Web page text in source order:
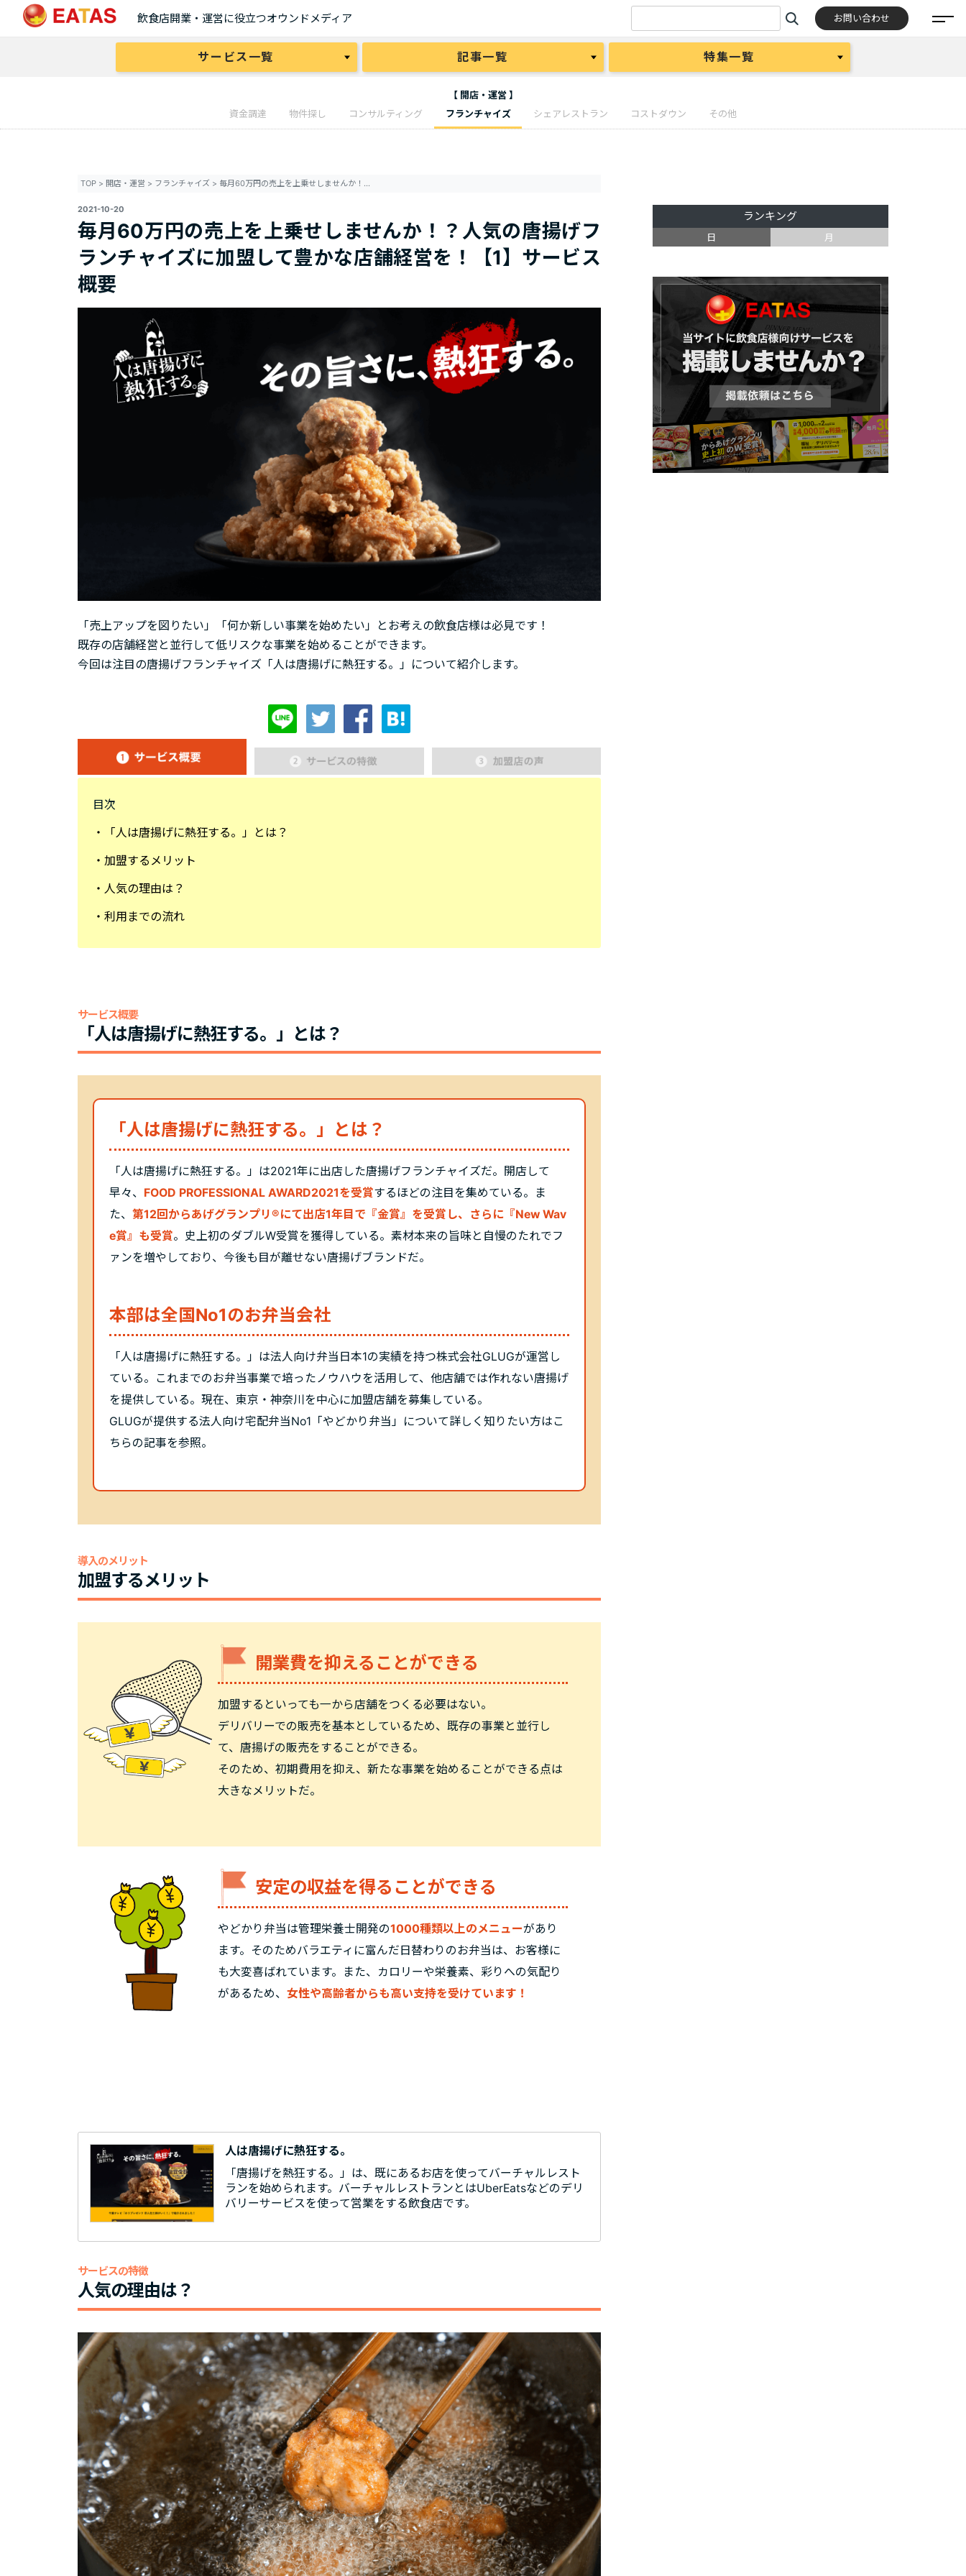
飲食店開業・運営に役立つオウンドメディア お問い合わせ
サービス一覧 記事一覧 特集一覧
【 開店・運営 】
資金調達
物件探し コンサルティング フランチャイズ シェアレストラン コストダウン その他
TOP> 開店・運営 > フランチャイズ> 毎月60万円の売上を上乗せしませんか！？人気の唐揚げフランチャイズに加盟して豊かな店舗経営を！【1】サービス概要
2021-10-20
毎月60万円の売上を上乗せしませんか！？人気の唐揚げフ
ランチャイズに加盟して豊かな店舗経営を！【1】サービス
概要
「売上アップを図りたい」「何か新しい事業を始めたい」とお考えの飲食店様は必見です！
既存の店舗経営と並行して低リスクな事業を始めることができます。
今回は注目の唐揚げフランチャイズ「人は唐揚げに熱狂する。」について紹介します。
目次
・「人は唐揚げに熱狂する。」とは？
・加盟するメリット
・人気の理由は？
・利用までの流れ
サービス概要
「人は唐揚げに熱狂する。」とは？
「人は唐揚げに熱狂する。」とは？
「人は唐揚げに熱狂する。」は2021年に出店した唐揚げフランチャイズだ。開店して
早々、 FOOD PROFESSIONAL AWARD2021を受賞するほどの注目を集めている。ま
た、第12回からあげグランプリ®にて出店1年目で『金賞』を受賞し、さらに『New Wav
e賞』も受賞。史上初のダブルW受賞を獲得している。素材本来の旨味と自慢のたれでフ
ァンを増やしており、今後も目が離せない唐揚げブランドだ。
本部は全国No1のお弁当会社
「人は唐揚げに熱狂する。」は法人向け弁当日本1の実績を持つ株式会社GLUGが運営し
ている。これまでのお弁当事業で培ったノウハウを活用して、他店舗では作れない唐揚げ
を提供している。現在、東京・神奈川を中心に加盟店舗を募集している。
GLUGが提供する法人向け宅配弁当No1「やどかり弁当」について詳しく知りたい方はこ
ちらの記事を参照。
導入のメリット
加盟するメリット
開業費を抑えることができる
加盟するといっても一から店舗をつくる必要はない。
デリバリーでの販売を基本としているため、既存の事業と並行し
て、唐揚げの販売をすることができる。
そのため、初期費用を抑え、新たな事業を始めることができる点は
大きなメリットだ。
安定の収益を得ることができる
やどかり弁当は管理栄養士開発の1000種類以上のメニューがあり
ます。そのためバラエティに富んだ日替わりのお弁当は、お客様に
も大変喜ばれています。また、カロリーや栄養素、彩りへの気配り
があるため、 女性や高齢者からも高い支持を受けています！
人は唐揚げに熱狂する。
「唐揚げを熱狂する。」は、既にあるお店を使ってバーチャルレスト
ランを始められます。バーチャルレストランとはUberEatsなどのデリ
バリーサービスを使って営業をする飲食店です。
サービスの特徴
人気の理由は？
ランキング
日 月